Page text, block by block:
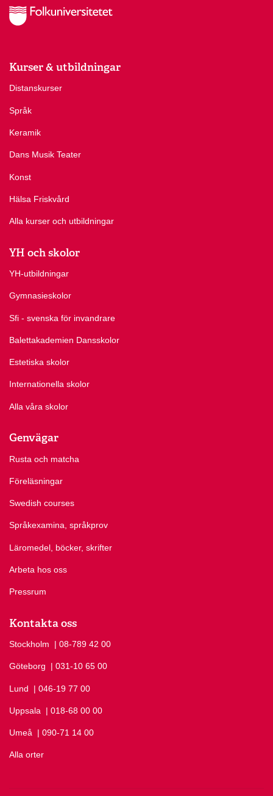
Kurser & utbildningar
Distanskurser
Språk
Keramik
Dans Musik Teater
Konst
Hälsa Friskvård
Alla kurser och utbildningar
YH och skolor
YH-utbildningar
Gymnasieskolor
Sfi - svenska för invandrare
Balettakademien Dansskolor
Estetiska skolor
Internationella skolor
Alla våra skolor
Genvägar
Rusta och matcha
Föreläsningar
Swedish courses
Språkexamina, språkprov
Läromedel, böcker, skrifter
Arbeta hos oss
Pressrum
Kontakta oss
Stockholm Ring Stockholm på
| 08-789 42 00
Göteborg Ring Göteborg på
| 031-10 65 00
Lund Ring Lund på
| 046-19 77 00
Uppsala Ring Uppsala på
| 018-68 00 00
Umeå Ring Umeå på
| 090-71 14 00
Alla orter